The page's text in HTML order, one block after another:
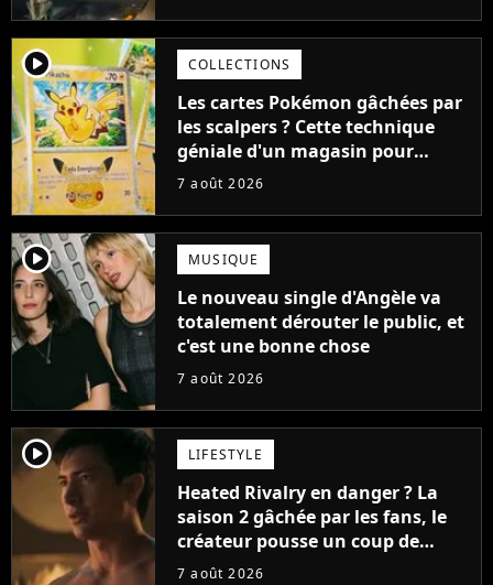
player2 COLLECTIONS
Les cartes Pokémon gâchées par
les scalpers ? Cette technique
géniale d'un magasin pour
ruiner les revendeurs
7 août 2026
player2 MUSIQUE
Le nouveau single d'Angèle va
totalement dérouter le public, et
c'est une bonne chose
7 août 2026
player2 LIFESTYLE
Heated Rivalry en danger ? La
saison 2 gâchée par les fans, le
créateur pousse un coup de
gueule
7 août 2026